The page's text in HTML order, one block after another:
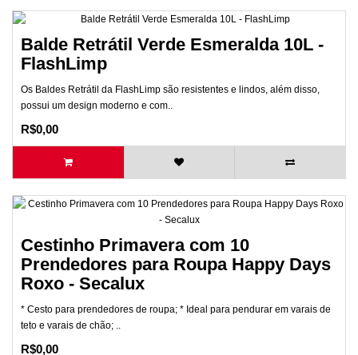
Balde Retrátil Verde Esmeralda 10L -
FlashLimp
Os Baldes Retrátil da FlashLimp são resistentes e lindos, além disso,
possui um design moderno e com..
R$0,00
Cestinho Primavera com 10
Prendedores para Roupa Happy Days
Roxo - Secalux
* Cesto para prendedores de roupa; * Ideal para pendurar em varais de
teto e varais de chão; ..
R$0,00